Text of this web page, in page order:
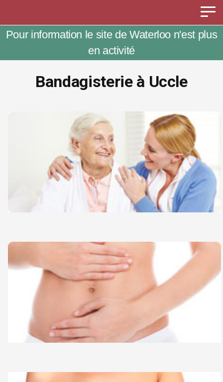
Pour information le site de Waterloo n'est plus
en activité
Bandagisterie à Uccle